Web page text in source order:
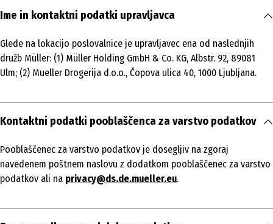
Ime in kontaktni podatki upravljavca
Glede na lokacijo poslovalnice je upravljavec ena od naslednjih
družb Müller: (1) Müller Holding GmbH & Co. KG, Albstr. 92, 89081
Ulm; (2) Mueller Drogerija d.o.o., Čopova ulica 40, 1000 Ljubljana.
Kontaktni podatki pooblaščenca za varstvo podatkov
Pooblaščenec za varstvo podatkov je dosegljiv na zgoraj
navedenem poštnem naslovu z dodatkom pooblaščenec za varstvo
podatkov ali na privacy@ds.de.mueller.eu.